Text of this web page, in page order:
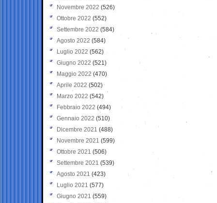
Novembre 2022 (526)
Ottobre 2022 (552)
Settembre 2022 (584)
Agosto 2022 (584)
Luglio 2022 (562)
Giugno 2022 (521)
Maggio 2022 (470)
Aprile 2022 (502)
Marzo 2022 (542)
Febbraio 2022 (494)
Gennaio 2022 (510)
Dicembre 2021 (488)
Novembre 2021 (599)
Ottobre 2021 (506)
Settembre 2021 (539)
Agosto 2021 (423)
Luglio 2021 (577)
Giugno 2021(559)